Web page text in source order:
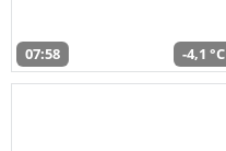
07:58 -4,1 °C